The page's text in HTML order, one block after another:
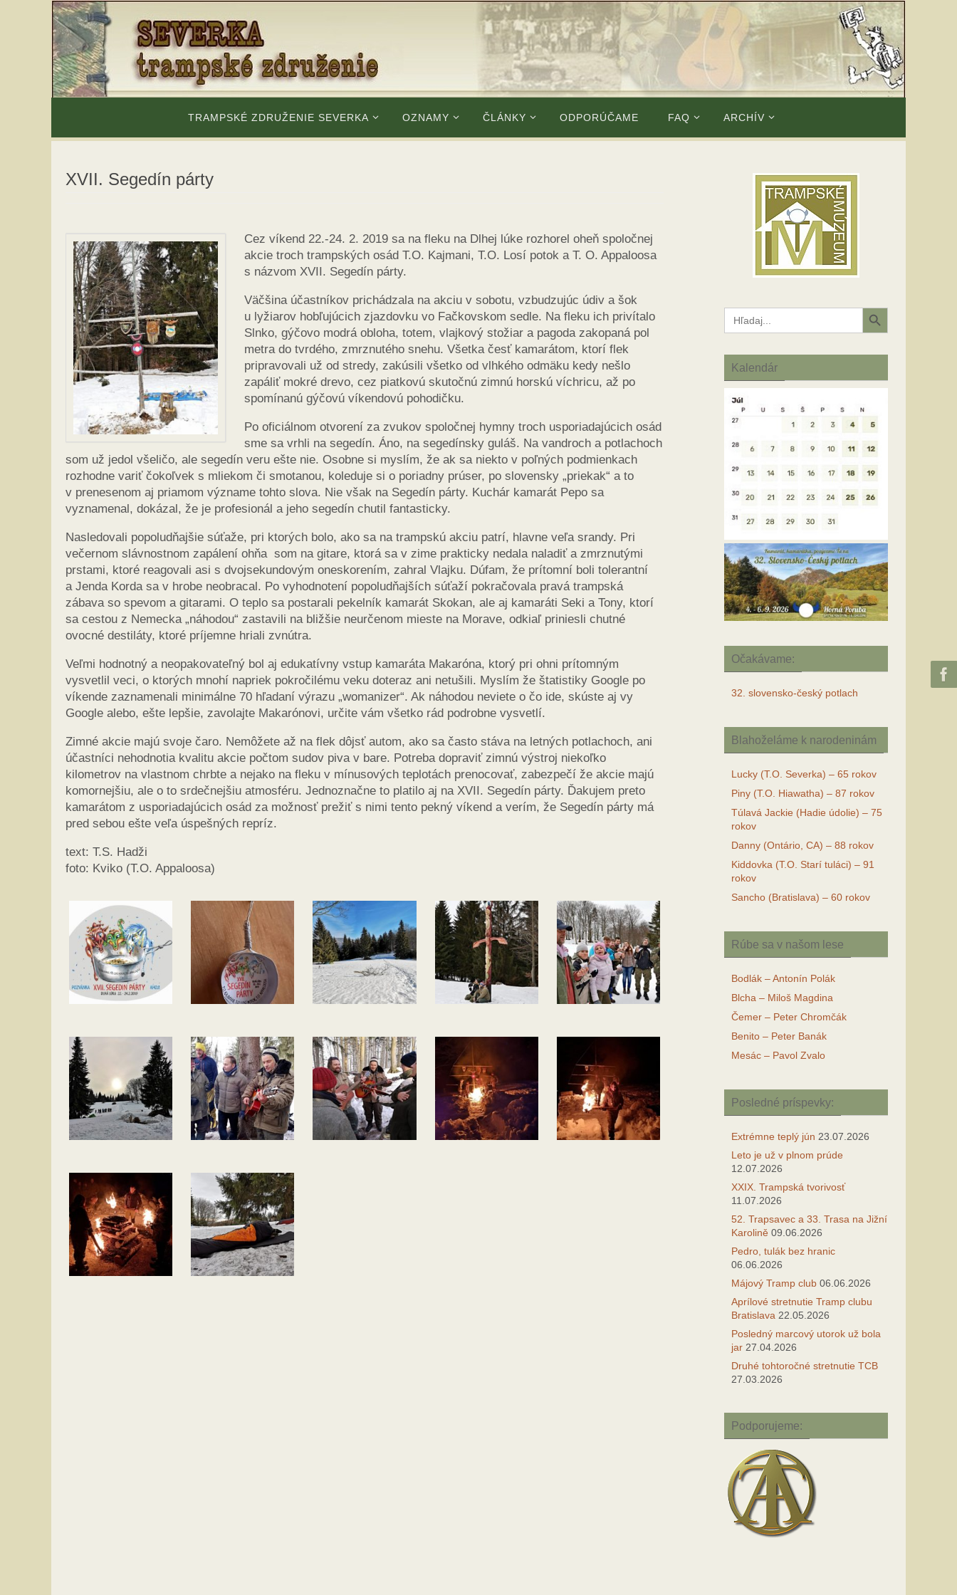
TRAMPSKÉ ZDRUŽENIE SEVERKA OZNAMY ČLÁNKY ODPORÚČAME FAQ ARCHÍV
XVII. Segedín párty
Cez víkend 22.-24. 2. 2019 sa na fleku na Dlhej lúke rozhorel oheň spoločnej
akcie troch trampských osád T.O. Kajmani, T.O. Losí potok a T. O. Appaloosa
s názvom XVII. Segedín párty.
Väčšina účastníkov prichádzala na akciu v sobotu, vzbudzujúc údiv a šok
u lyžiarov hobľujúcich zjazdovku vo Fačkovskom sedle. Na fleku ich privítalo
Slnko, gýčovo modrá obloha, totem, vlajkový stožiar a pagoda zakopaná pol
metra do tvrdého, zmrznutého snehu. Všetka česť kamarátom, ktorí flek
pripravovali už od stredy, zakúsili všetko od vlhkého odmäku kedy nešlo
zapáliť mokré drevo, cez piatkovú skutočnú zimnú horskú víchricu, až po
spomínanú gýčovú víkendovú pohodičku.
Po oficiálnom otvorení za zvukov spoločnej hymny troch usporiadajúcich osád
sme sa vrhli na segedín. Áno, na segedínsky guláš. Na vandroch a potlachoch
som už jedol všeličo, ale segedín veru ešte nie. Osobne si myslím, že ak sa niekto v poľných podmienkach
rozhodne variť čokoľvek s mliekom či smotanou, koleduje si o poriadny prúser, po slovensky „priekak“ a to
v prenesenom aj priamom význame tohto slova. Nie však na Segedín párty. Kuchár kamarát Pepo sa
vyznamenal, dokázal, že je profesionál a jeho segedín chutil fantasticky.
Nasledovali popoludňajšie súťaže, pri ktorých bolo, ako sa na trampskú akciu patrí, hlavne veľa srandy. Pri
večernom slávnostnom zapálení ohňa som na gitare, ktorá sa v zime prakticky nedala naladiť a zmrznutými
prstami, ktoré reagovali asi s dvojsekundovým oneskorením, zahral Vlajku. Dúfam, že prítomní boli tolerantní
a Jenda Korda sa v hrobe neobracal. Po vyhodnotení popoludňajších súťaží pokračovala pravá trampská
zábava so spevom a gitarami. O teplo sa postarali pekelník kamarát Skokan, ale aj kamaráti Seki a Tony, ktorí
sa cestou z Nemecka „náhodou“ zastavili na bližšie neurčenom mieste na Morave, odkiaľ priniesli chutné
ovocné destiláty, ktoré príjemne hriali zvnútra.
Veľmi hodnotný a neopakovateľný bol aj edukatívny vstup kamaráta Makaróna, ktorý pri ohni prítomným
vysvetlil veci, o ktorých mnohí napriek pokročilému veku doteraz ani netušili. Myslím že štatistiky Google po
víkende zaznamenali minimálne 70 hľadaní výrazu „womanizer“. Ak náhodou neviete o čo ide, skúste aj vy
Google alebo, ešte lepšie, zavolajte Makarónovi, určite vám všetko rád podrobne vysvetlí.
Zimné akcie majú svoje čaro. Nemôžete až na flek dôjsť autom, ako sa často stáva na letných potlachoch, ani
účastníci nehodnotia kvalitu akcie počtom sudov piva v bare. Potreba dopraviť zimnú výstroj niekoľko
kilometrov na vlastnom chrbte a nejako na fleku v mínusových teplotách prenocovať, zabezpečí že akcie majú
komornejšiu, ale o to srdečnejšiu atmosféru. Jednoznačne to platilo aj na XVII. Segedín párty. Ďakujem preto
kamarátom z usporiadajúcich osád za možnosť prežiť s nimi tento pekný víkend a verím, že Segedín párty má
pred sebou ešte veľa úspešných repríz.
text: T.S. Hadži
foto: Kviko (T.O. Appaloosa)
Search
for:
Search Button
Kalendár
Očakávame:
32. slovensko-český potlach
Blahoželáme k narodeninám
Lucky (T.O. Severka) – 65 rokov
Piny (T.O. Hiawatha) – 87 rokov
Túlavá Jackie (Hadie údolie) – 75
rokov
Danny (Ontário, CA) – 88 rokov
Kiddovka (T.O. Starí tuláci) – 91
rokov
Sancho (Bratislava) – 60 rokov
Rúbe sa v našom lese
Bodlák – Antonín Polák
Blcha – Miloš Magdina
Čemer – Peter Chromčák
Benito – Peter Banák
Mesác – Pavol Zvalo
Posledné príspevky:
Extrémne teplý jún 23.07.2026
Leto je už v plnom prúde
12.07.2026
XXIX. Trampská tvorivosť
11.07.2026
52. Trapsavec a 33. Trasa na Jižní
Karolině 09.06.2026
Pedro, tulák bez hranic
06.06.2026
Májový Tramp club 06.06.2026
Aprílové stretnutie Tramp clubu
Bratislava 22.05.2026
Posledný marcový utorok už bola
jar 27.04.2026
Druhé tohtoročné stretnutie TCB
27.03.2026
Podporujeme: